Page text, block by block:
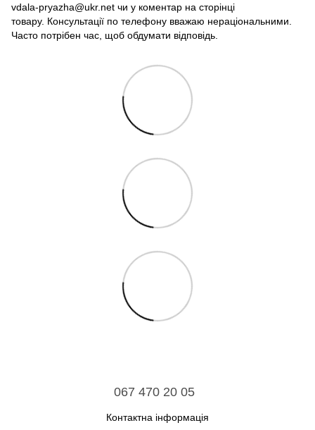
vdala-pryazha@ukr.net чи у коментар на сторінці
товару. Консультації по телефону вважаю нераціональними.
Часто потрібен час, щоб обдумати відповідь.
067 470 20 05
Контактна інформація